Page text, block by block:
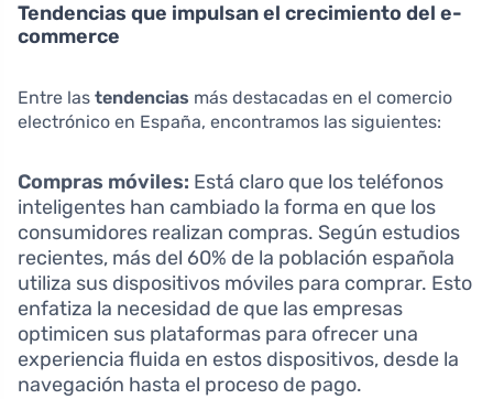
Tendencias que impulsan el crecimiento del e-
commerce
Entre las tendencias más destacadas en el comercio
electrónico en España, encontramos las siguientes:
Compras móviles: Está claro que los teléfonos
inteligentes han cambiado la forma en que los
consumidores realizan compras. Según estudios
recientes, más del 60% de la población española
utiliza sus dispositivos móviles para comprar. Esto
enfatiza la necesidad de que las empresas
optimicen sus plataformas para ofrecer una
experiencia fluida en estos dispositivos, desde la
navegación hasta el proceso de pago.